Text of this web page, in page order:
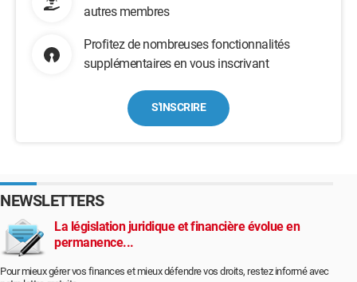
autres membres
Profitez de nombreuses fonctionnalités
supplémentaires en vous inscrivant
S'INSCRIRE
NEWSLETTERS
La législation juridique et financière évolue en
permanence...
Pour mieux gérer vos finances et mieux défendre vos droits, restez informé avec